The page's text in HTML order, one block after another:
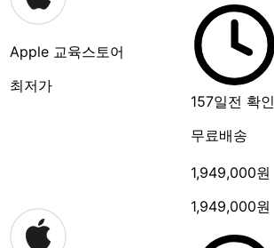
Apple 교육스토어
최저가
157일전 확인
무료배송
1,949,000원
1,949,000원